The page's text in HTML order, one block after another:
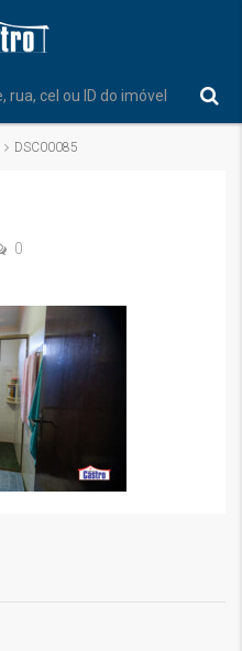
DSC00085
0